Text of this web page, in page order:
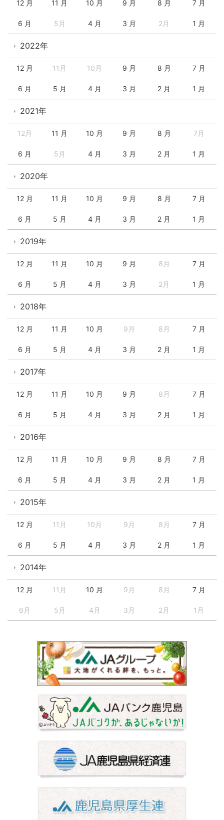
12 月 11 月 10 月 9 月 8 月 7 月
6 月 5月 4 月 3 月 2月 1 月
2022年
12 月 11月 10月 9 月 8 月 7 月
6 月 5 月 4 月 3 月 2 月 1 月
2021年
12月 11 月 10 月 9 月 8 月 7月
6 月 5月 4 月 3 月 2 月 1 月
2020年
12 月 11 月 10 月 9 月 8 月 7 月
6 月 5 月 4 月 3 月 2 月 1 月
2019年
12 月 11 月 10 月 9 月 8月 7 月
6 月 5 月 4 月 3 月 2月 1 月
2018年
12 月 11 月 10 月 9月 8月 7 月
6 月 5 月 4 月 3 月 2 月 1 月
2017年
12 月 11 月 10 月 9 月 8月 7 月
6 月 5 月 4 月 3 月 2 月 1 月
2016年
12 月 11 月 10 月 9 月 8 月 7 月
6 月 5 月 4 月 3 月 2 月 1 月
2015年
12 月 11月 10月 9月 8月 7 月
6 月 5 月 4 月 3 月 2 月 1 月
2014年
12 月 11月 10 月 9月 8月 7 月
6月 5月 4月 3月 2月 1月